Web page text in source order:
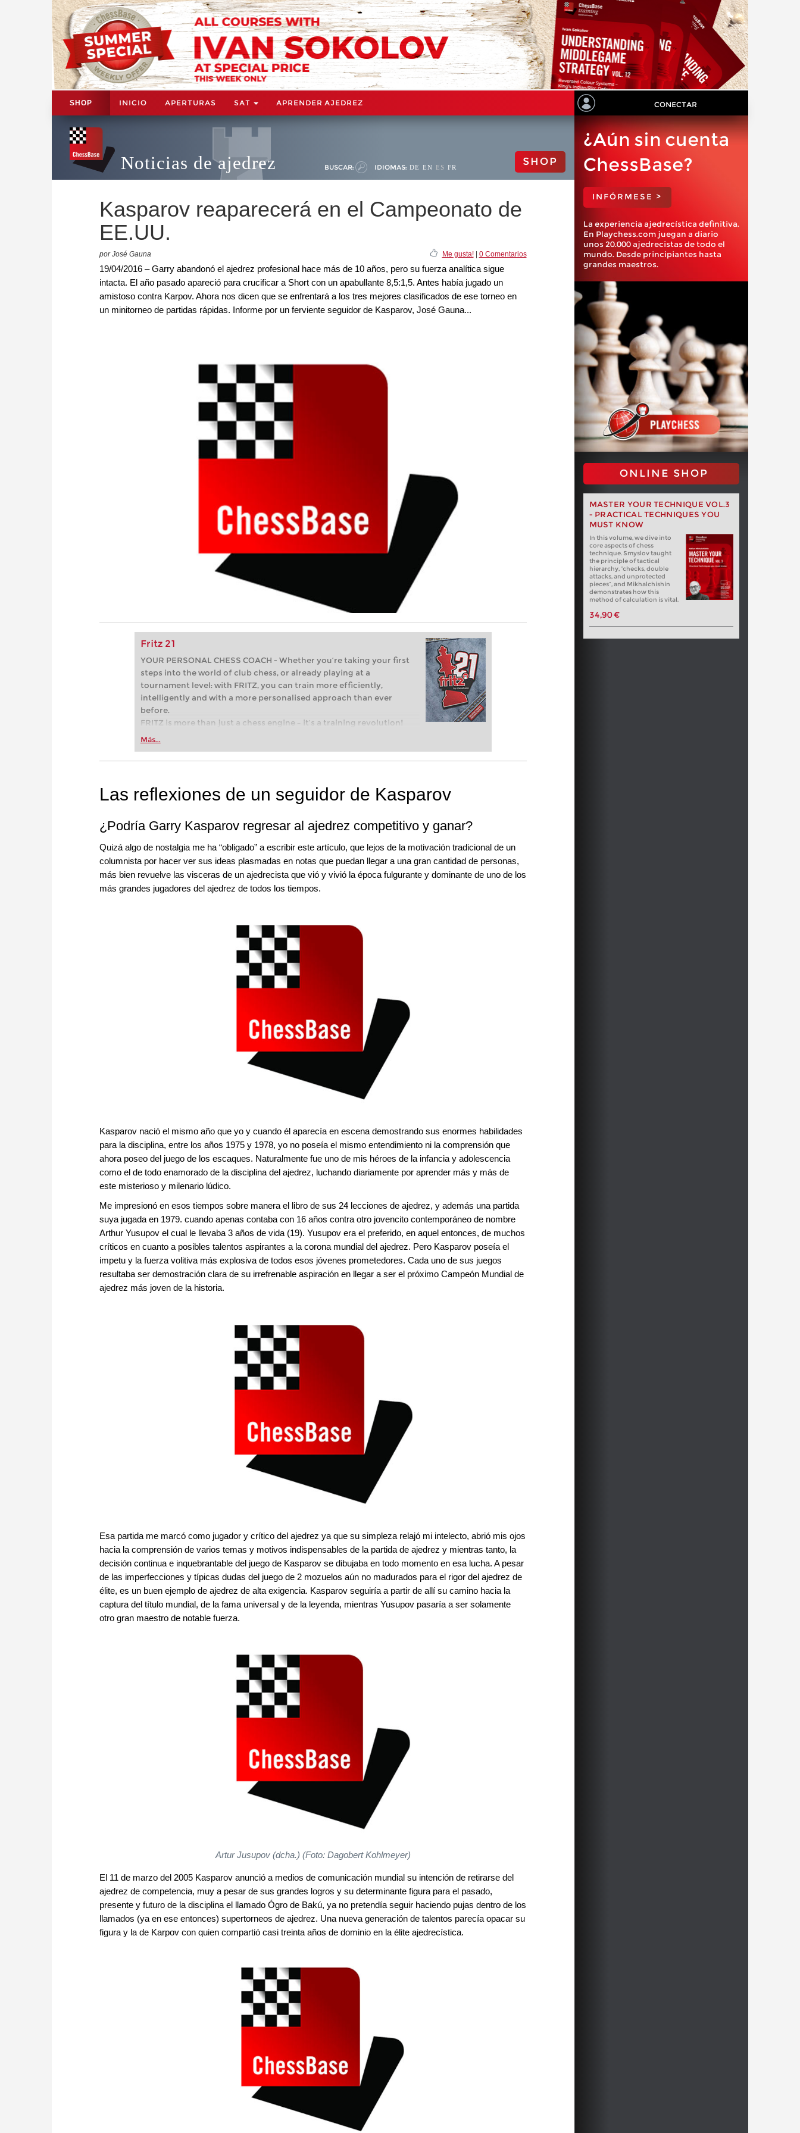
SHOP INICIO APERTURAS SAT APRENDER AJEDREZ CONECTAR
Noticias de ajedrez BUSCAR: IDIOMAS: DE EN ES FR SHOP
Kasparov reaparecerá en el Campeonato de
EE.UU.
por José Gauna Me gusta!| 0 Comentarios
19/04/2016 – Garry abandonó el ajedrez profesional hace más de 10 años, pero su fuerza analítica sigue
intacta. El año pasado apareció para crucificar a Short con un apabullante 8,5:1,5. Antes había jugado un
amistoso contra Karpov. Ahora nos dicen que se enfrentará a los tres mejores clasificados de ese torneo en
un minitorneo de partidas rápidas. Informe por un ferviente seguidor de Kasparov, José Gauna...
Fritz 21
YOUR PERSONAL CHESS COACH - Whether you’re taking your first
steps into the world of club chess, or already playing at a
tournament level: with FRITZ, you can train more efficiently,
intelligently and with a more personalised approach than ever
before.
FRITZ is more than just a chess engine – it’s a training revolution!
Whether you’re taking your first steps into the world of club chess,
more efficiently, intelligently and with a more personalised
Más...
¿Aún sin cuenta
ChessBase?
INFÓRMESE >
La experiencia ajedrecística definitiva.
En Playchess.com juegan a diario
unos 20.000 ajedrecistas de todo el
mundo. Desde principiantes hasta
grandes maestros.
ONLINE SHOP
MASTER YOUR TECHNIQUE VOL.3
- PRACTICAL TECHNIQUES YOU
MUST KNOW
In this volume, we dive into
core aspects of chess
technique. Smyslov taught
the principle of tactical
hierarchy, “checks, double
attacks, and unprotected
pieces”, and Mikhalchishin
demonstrates how this
method of calculation is vital.
34,90 €
Las reflexiones de un seguidor de Kasparov
¿Podría Garry Kasparov regresar al ajedrez competitivo y ganar?
Quizá algo de nostalgia me ha “obligado” a escribir este artículo, que lejos de la motivación tradicional de un
columnista por hacer ver sus ideas plasmadas en notas que puedan llegar a una gran cantidad de personas,
más bien revuelve las visceras de un ajedrecista que vió y vivió la época fulgurante y dominante de uno de los
más grandes jugadores del ajedrez de todos los tiempos.
Kasparov nació el mismo año que yo y cuando él aparecía en escena demostrando sus enormes habilidades
para la disciplina, entre los años 1975 y 1978, yo no poseía el mismo entendimiento ni la comprensión que
ahora poseo del juego de los escaques. Naturalmente fue uno de mis héroes de la infancia y adolescencia
como el de todo enamorado de la disciplina del ajedrez, luchando diariamente por aprender más y más de
este misterioso y milenario lúdico.
Me impresionó en esos tiempos sobre manera el libro de sus 24 lecciones de ajedrez, y además una partida
suya jugada en 1979. cuando apenas contaba con 16 años contra otro jovencito contemporáneo de nombre
Arthur Yusupov el cual le llevaba 3 años de vida (19). Yusupov era el preferido, en aquel entonces, de muchos
críticos en cuanto a posibles talentos aspirantes a la corona mundial del ajedrez. Pero Kasparov poseía el
impetu y la fuerza volitiva más explosiva de todos esos jóvenes prometedores. Cada uno de sus juegos
resultaba ser demostración clara de su irrefrenable aspiración en llegar a ser el próximo Campeón Mundial de
ajedrez más joven de la historia.
Esa partida me marcó como jugador y crítico del ajedrez ya que su simpleza relajó mi intelecto, abrió mis ojos
hacia la comprensión de varios temas y motivos indispensables de la partida de ajedrez y mientras tanto, la
decisión continua e inquebrantable del juego de Kasparov se dibujaba en todo momento en esa lucha. A pesar
de las imperfecciones y típicas dudas del juego de 2 mozuelos aún no madurados para el rigor del ajedrez de
élite, es un buen ejemplo de ajedrez de alta exigencia. Kasparov seguiría a partir de allí su camino hacia la
captura del título mundial, de la fama universal y de la leyenda, mientras Yusupov pasaría a ser solamente
otro gran maestro de notable fuerza.
Artur Jusupov (dcha.) (Foto: Dagobert Kohlmeyer)
El 11 de marzo del 2005 Kasparov anunció a medios de comunicación mundial su intención de retirarse del
ajedrez de competencia, muy a pesar de sus grandes logros y su determinante figura para el pasado,
presente y futuro de la disciplina el llamado Ógro de Bakú, ya no pretendía seguir haciendo pujas dentro de los
llamados (ya en ese entonces) supertorneos de ajedrez. Una nueva generación de talentos parecía opacar su
figura y la de Karpov con quien compartió casi treinta años de dominio en la élite ajedrecística.